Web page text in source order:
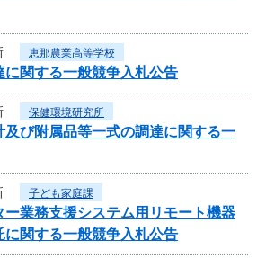
恵那農業高等学校
に関する一般競争入札公告
保健環境研究所
及び附属品等一式の調達に関する一
子ども家庭課
ー業務支援システム用リモート機器
に関する一般競争入札公告